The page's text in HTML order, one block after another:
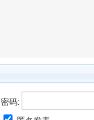
密码: